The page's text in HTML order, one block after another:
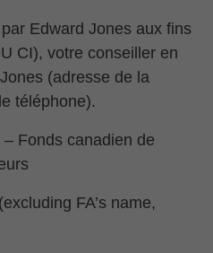
Edward Jones aux fins
CI), votre conseiller en
(adresse de la
téléphone).
Fonds canadien de
FA’s name,